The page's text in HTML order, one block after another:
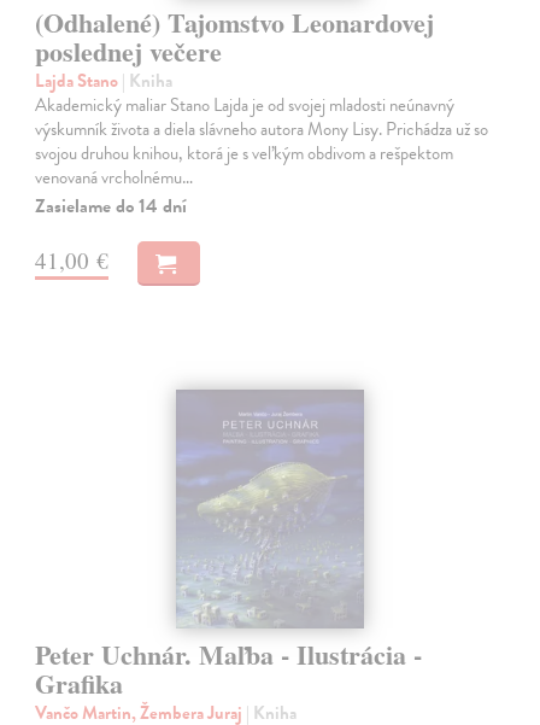
(Odhalené) Tajomstvo Leonardovej
poslednej večere
Lajda Stano| Kniha
Akademický maliar Stano Lajda je od svojej mladosti neúnavný
výskumník života a diela slávneho autora Mony Lisy. Prichádza už so
svojou druhou knihou, ktorá je s veľkým obdivom a rešpektom
venovaná vrcholnému…
Zasielame do 14 dní
41,00 €
Peter Uchnár. Maľba - Ilustrácia -
Grafika
Vančo Martin, Žembera Juraj | Kniha